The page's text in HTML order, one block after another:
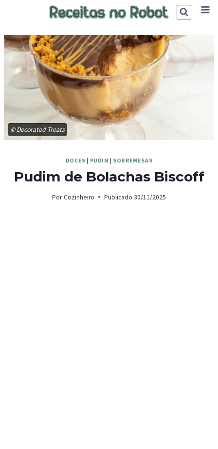
© Decorated Treats
DOCES | PUDIM | SOBREMESAS
Pudim de Bolachas Biscoff
Por Cozinheiro Publicado 30/11/2025